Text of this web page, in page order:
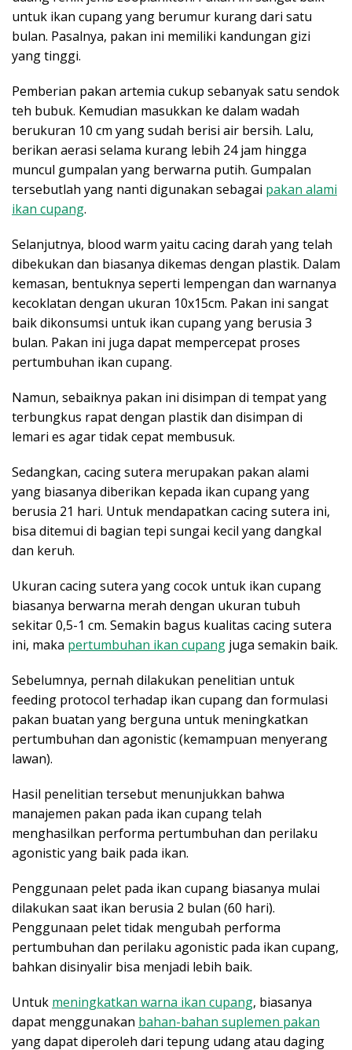
untuk ikan cupang yang berumur kurang dari satu
bulan. Pasalnya, pakan ini memiliki kandungan gizi
yang tinggi.
Pemberian pakan artemia cukup sebanyak satu sendok
teh bubuk. Kemudian masukkan ke dalam wadah
berukuran 10 cm yang sudah berisi air bersih. Lalu,
berikan aerasi selama kurang lebih 24 jam hingga
muncul gumpalan yang berwarna putih. Gumpalan
tersebutlah yang nanti digunakan sebagai pakan alami
ikan cupang.
Selanjutnya, blood warm yaitu cacing darah yang telah
dibekukan dan biasanya dikemas dengan plastik. Dalam
kemasan, bentuknya seperti lempengan dan warnanya
kecoklatan dengan ukuran 10x15cm. Pakan ini sangat
baik dikonsumsi untuk ikan cupang yang berusia 3
bulan. Pakan ini juga dapat mempercepat proses
pertumbuhan ikan cupang.
Namun, sebaiknya pakan ini disimpan di tempat yang
terbungkus rapat dengan plastik dan disimpan di
lemari es agar tidak cepat membusuk.
Sedangkan, cacing sutera merupakan pakan alami
yang biasanya diberikan kepada ikan cupang yang
berusia 21 hari. Untuk mendapatkan cacing sutera ini,
bisa ditemui di bagian tepi sungai kecil yang dangkal
dan keruh.
Ukuran cacing sutera yang cocok untuk ikan cupang
biasanya berwarna merah dengan ukuran tubuh
sekitar 0,5-1 cm. Semakin bagus kualitas cacing sutera
ini, maka pertumbuhan ikan cupang juga semakin baik.
Sebelumnya, pernah dilakukan penelitian untuk
feeding protocol terhadap ikan cupang dan formulasi
pakan buatan yang berguna untuk meningkatkan
pertumbuhan dan agonistic (kemampuan menyerang
lawan).
Hasil penelitian tersebut menunjukkan bahwa
manajemen pakan pada ikan cupang telah
menghasilkan performa pertumbuhan dan perilaku
agonistic yang baik pada ikan.
Penggunaan pelet pada ikan cupang biasanya mulai
dilakukan saat ikan berusia 2 bulan (60 hari).
Penggunaan pelet tidak mengubah performa
pertumbuhan dan perilaku agonistic pada ikan cupang,
bahkan disinyalir bisa menjadi lebih baik.
Untuk meningkatkan warna ikan cupang, biasanya
dapat menggunakan bahan-bahan suplemen pakan
yang dapat diperoleh dari tepung udang atau daging